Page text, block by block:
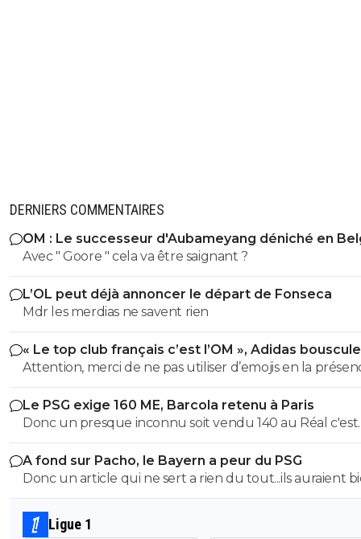
DERNIERS COMMENTAIRES
OM : Le successeur d'Aubameyang déniché en
Avec " Goore " cela va être saignant ?
L’OL peut déjà annoncer le départ de Fonseca
Mdr les merdias ne savent rien
« Le top club français c’est l’OM », Adidas
PSG
Attention, merci de ne pas utiliser d’emojis en la
Raymond Q qui a un traumatisme de l enfance lié à ces
derniers; pour le soutenir, vous pouvez adhérer à son
association se prétendant faire partie d’une « élite »
se refusant catégoriquement l utilisation d emojis bien
populaire à son goût et surtout incompréhensible
gros globes oculaires de sardine. Cordialement.
Le PSG exige 160 ME, Barcola retenu à Paris
Donc un presque inconnu soit vendu 140 au Réal c'est
normal et un double détenteur de la LDC soit à un
faiblard normal ?? Messieurs les anglais allez vous faire
A fond sur Pacho, le Bayern a peur du PSG
Donc un article qui ne sert a rien du tout...ils auraient
voulu mais finalement non...je peux en écrire 200 des
comme ca !
Ligue 1